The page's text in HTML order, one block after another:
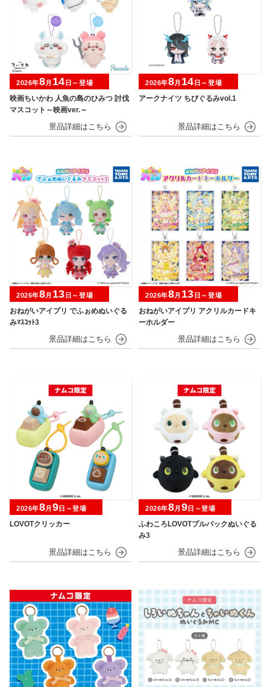
映画ちいかわ 人魚の島のひみつ 討伐
マスコット～映画ver.～
2026年8月 14 日～登場
アークナイツ ちびぐるみvol.1
2026年8月 14 日～登場
おねがいアイプリ でふぉめぬいぐる
みﾏｽｺｯﾄ3
2026年8月 13 日～登場
おねがいアイプリ アクリルカードキ
ーホルダー
2026年8月 13 日～登場
LOVOTクリッカー
2026年8月 9日～登場
ふわころLOVOTプルバックぬいぐる
み3
2026年8月 9日～登場